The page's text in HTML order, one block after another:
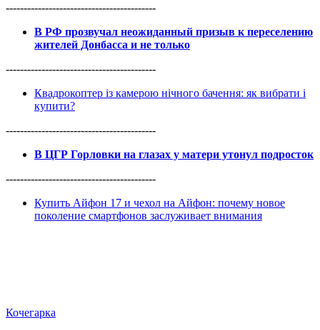
------------------------------------------
В РФ прозвучал неожиданный призыв к переселению
жителей Донбасса и не только
------------------------------------------
Квадрокоптер із камерою нічного бачення: як вибрати і
купити?
------------------------------------------
В ЦГР Горловки на глазах у матери утонул подросток
------------------------------------------
Купить Айфон 17 и чехол на Айфон: почему новое
поколение смартфонов заслуживает внимания
Кочегарка